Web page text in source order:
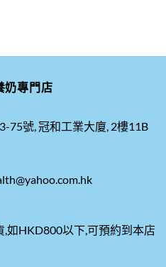
奶專門店
75號, 冠和工業大廈, 2樓11B
如HKD800以下,可預約到本店